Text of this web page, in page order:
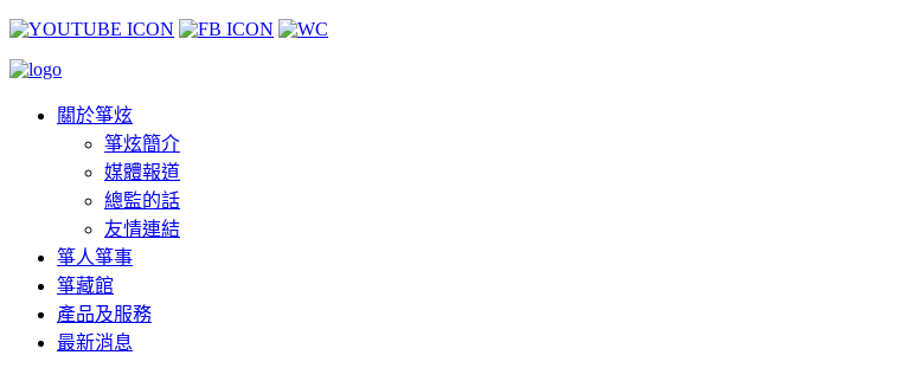
關於箏炫
箏炫簡介
媒體報道
總監的話
友情連結
箏人箏事
箏藏館
產品及服務
最新消息